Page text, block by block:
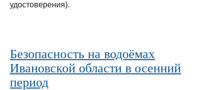
удостоверения).
Безопасность на водоёмах
Ивановской области в осенний
период